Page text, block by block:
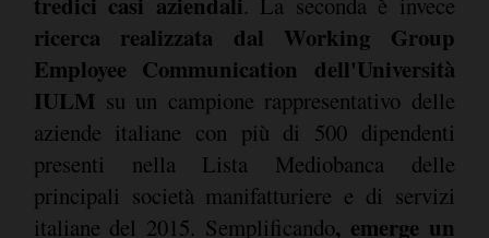
ricerca realizzata dal Working Group
Employee Communication dell'Università
IULM su un campione rappresentativo delle
aziende italiane con più di 500 dipendenti
presenti nella Lista Mediobanca delle
principali società manifatturiere e di servizi
italiane del 2015. Semplificando, emerge un